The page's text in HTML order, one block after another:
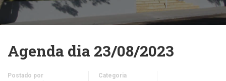
Agenda dia 23/08/2023
Postado por
Categoria